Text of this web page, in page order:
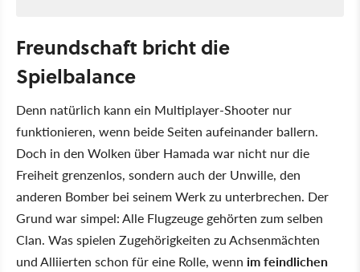
Freundschaft bricht die
Spielbalance
Denn natürlich kann ein Multiplayer-Shooter nur
funktionieren, wenn beide Seiten aufeinander ballern.
Doch in den Wolken über Hamada war nicht nur die
Freiheit grenzenlos, sondern auch der Unwille, den
anderen Bomber bei seinem Werk zu unterbrechen. Der
Grund war simpel: Alle Flugzeuge gehörten zum selben
Clan. Was spielen Zugehörigkeiten zu Achsenmächten
und Alliierten schon für eine Rolle, wenn im feindlichen